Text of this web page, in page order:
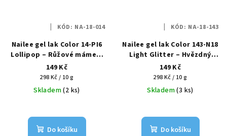
Nailee gel lak Color 14-PI6
Lollipop – Růžové mámení
HEMA Free 6g
149 Kč
Měrná
cena:
298 Kč / 10 g
Skladem(2 ks)
Do košíku
KÓD: NA-18-014
Nailee gel lak Color 143-N18
Light Glitter – Hvězdný
prach HEMA Free 6g
149 Kč
Měrná
cena:
298 Kč / 10 g
Skladem(3 ks)
Do košíku
KÓD: NA-18-143